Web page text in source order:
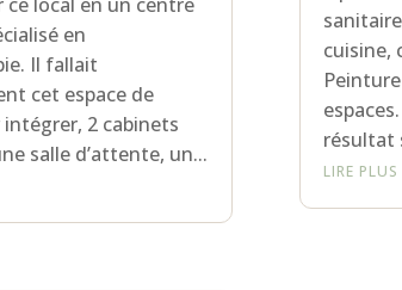
en
Il fallait
cet espace de
2 cabinets
salle d’attente, un...
cuisine,
résultat
LIRE PLUS